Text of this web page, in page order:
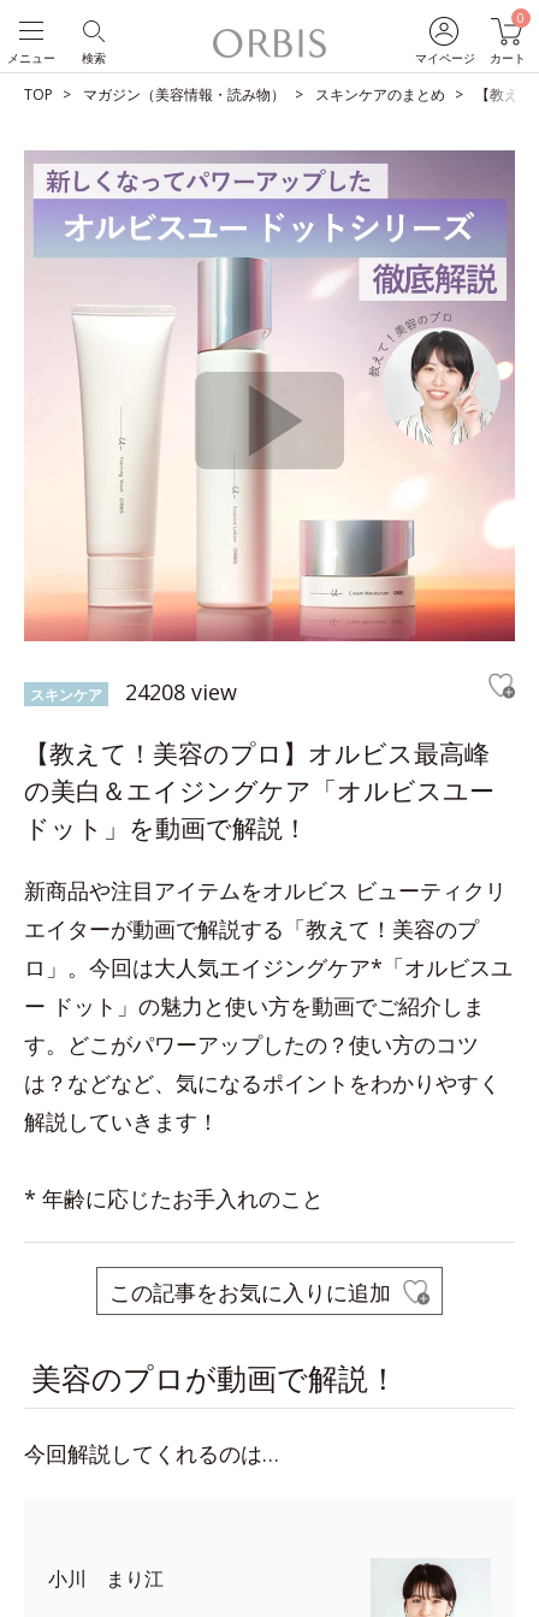
マイページ
0
カート
検索
メニュー
TOP マガジン（美容情報・読み物） スキンケアのまとめ 【教え
スキンケア 24208 view
【教えて！美容のプロ】オルビス最高峰
の美白＆エイジングケア「オルビスユー
ドット」を動画で解説！
新商品や注目アイテムをオルビス ビューティクリ
エイターが動画で解説する「教えて！美容のプ
ロ」。今回は大人気エイジングケア*「オルビスユ
ー ドット」の魅力と使い方を動画でご紹介しま
す。どこがパワーアップしたの？使い方のコツ
は？などなど、気になるポイントをわかりやすく
解説していきます！
* 年齢に応じたお手入れのこと
この記事をお気に入りに追加
美容のプロが動画で解説！
今回解説してくれるのは…
小川 まり江